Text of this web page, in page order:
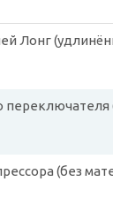
Лонг
переключателя
(без